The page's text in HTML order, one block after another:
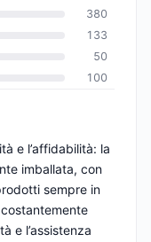
380
133
50
100
e l’affidabilità: la
imballata, con
sempre in
e l’assistenza